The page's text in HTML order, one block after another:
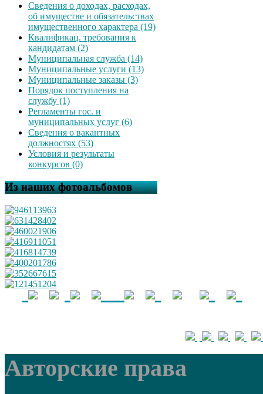
Сведения о доходах, расходах,
об имуществе и обязательствах
имущественного характера (19)
Квалификац. требования к
кандидатам (2)
Муниципальная служба (14)
Муниципальные услуги (13)
Муниципальные заказы (3)
Порядок поступления на
службу (1)
Регламенты гос. и
муниципальных услуг (6)
Сведения о вакантных
должностях (53)
Условия и результаты
конкурсов (0)
Из наших фотоальбомов
Авторские права